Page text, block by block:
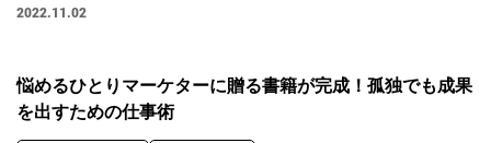
2022.11.02
悩めるひとりマーケターに贈る書籍が完成！孤独でも成果
を出すための仕事術